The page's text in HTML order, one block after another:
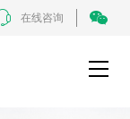
在线咨询